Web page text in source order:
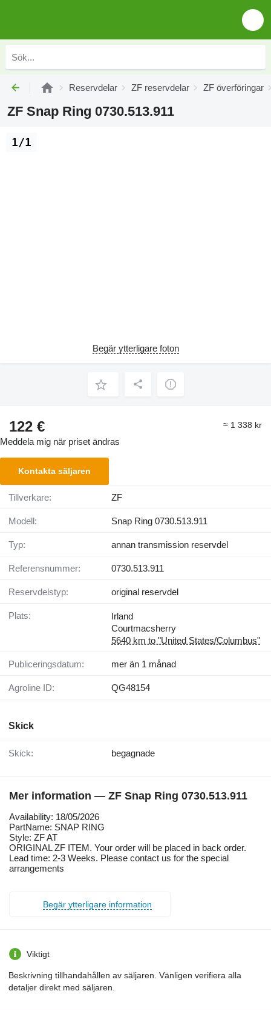
Reservdelar ZF reservdelar ZF överföringar
ZF Snap Ring 0730.513.911
1/1
Begär ytterligare foton
122 € ≈ 1 338 kr
Meddela mig när priset ändras
Kontakta säljaren
Tillverkare: ZF
Modell: Snap Ring 0730.513.911
Typ: annan transmission reservdel
Referensnummer: 0730.513.911
Reservdelstyp: original reservdel
Plats:
Irland
Courtmacsherry
5640 km to "United States/Columbus"
Publiceringsdatum: mer än 1 månad
Agroline ID: QG48154
Skick
Skick: begagnade
Mer information — ZF Snap Ring 0730.513.911
Availability: 18/05/2026
PartName: SNAP RING
Style: ZF AT
ORIGINAL ZF ITEM. Your order will be placed in back order.
Lead time: 2-3 Weeks. Please contact us for the special
arrangements
Begär ytterligare information
Viktigt
Beskrivning tillhandahållen av säljaren. Vänligen verifiera alla
detaljer direkt med säljaren.